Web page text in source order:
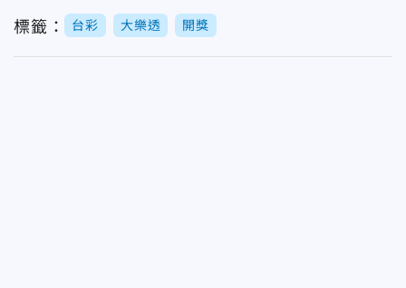
標籤： 台彩 大樂透 開獎